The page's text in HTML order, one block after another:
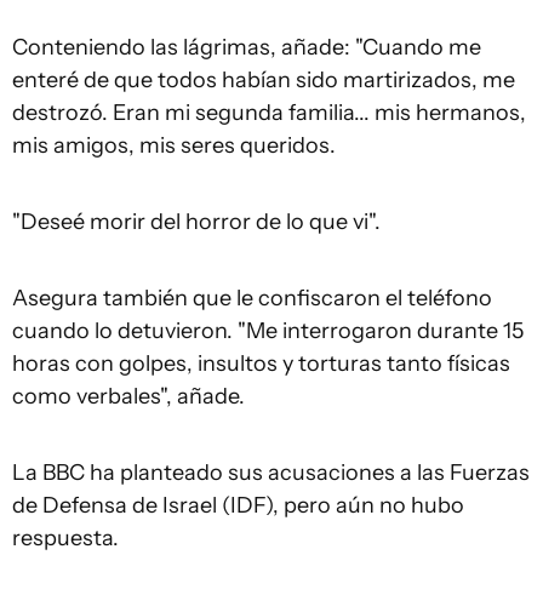
Conteniendo las lágrimas, añade: "Cuando me
enteré de que todos habían sido martirizados, me
destrozó. Eran mi segunda familia... mis hermanos,
mis amigos, mis seres queridos.
"Deseé morir del horror de lo que vi".
Asegura también que le confiscaron el teléfono
cuando lo detuvieron. "Me interrogaron durante 15
horas con golpes, insultos y torturas tanto físicas
como verbales", añade.
La BBC ha planteado sus acusaciones a las Fuerzas
de Defensa de Israel (IDF), pero aún no hubo
respuesta.